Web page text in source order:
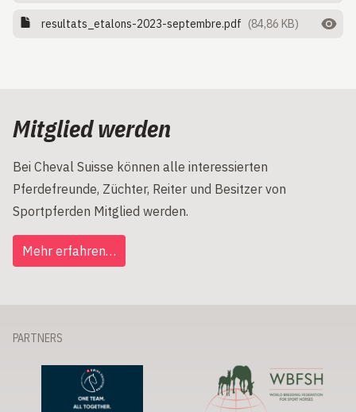
resultats_etalons-2023-septembre.pdf (84,86 KB)
Mitglied werden
Bei Cheval Suisse können alle interessierten
Pferdefreunde, Züchter, Reiter und Besitzer von
Sportpferden Mitglied werden.
Mehr erfahren…
PARTNERS